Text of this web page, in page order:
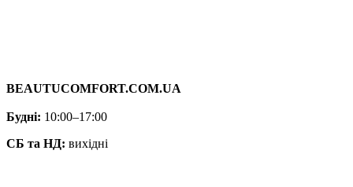
BEAUTUCOMFORT.COM.UA
Будні: 10:00–17:00
СБ та НД: вихідні